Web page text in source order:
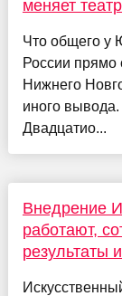
меняет
Что общего у
России прямо
Нижнего
иного
Двадцатио...
Внедрение
работают,
результаты